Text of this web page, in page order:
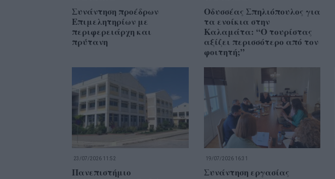
Συνάντηση προέδρων
Επιμελητηρίων με
περιφερειάρχη και
πρύτανη
Οδυσσέας Σπηλιόπουλος για
τα ενοίκια στην
Καλαμάτα: “Ο τουρίστας
αξίζει περισσότερο από τον
φοιτητή;”
23/07/2026 11:52
Πανεπιστήμιο
19/07/2026 16:31
Συνάντηση εργασίας